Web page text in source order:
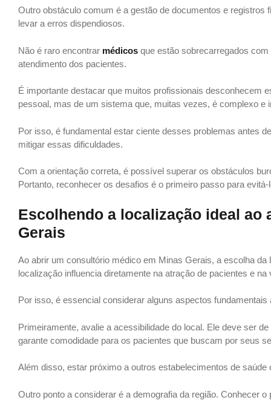
Outro obstáculo comum é a gestão de documentos e
levar a erros dispendiosos.
Não é raro encontrar médicos que estão sobrecarregados
atendimento dos pacientes.
É importante destacar que muitos profissionais desconhecem
pessoal, mas de um sistema que, muitas vezes, é complexo
Por isso, é fundamental estar ciente desses problemas antes
mitigar essas dificuldades.
Com a orientação correta, é possível superar os obstáculos
Portanto, reconhecer os desafios é o primeiro passo para
Escolhendo a localização ideal
Gerais
Ao abrir um consultório médico em Minas Gerais, a escolha
localização influencia diretamente na atração de pacientes e
Por isso, é essencial considerar alguns aspectos
Primeiramente, avalie a acessibilidade do local. Ele deve ser
garante comodidade para os pacientes que buscam por seus
Além disso, estar próximo a outros estabelecimentos de
Outro ponto a considerar é a demografia da região. Conhecer